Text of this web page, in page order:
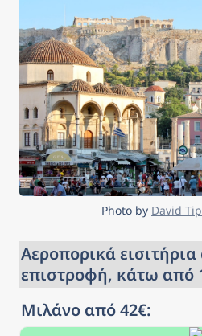
Photo by David Tip
Αεροπορικά
επιστροφή, κάτω από
Μιλάνο από 42€: